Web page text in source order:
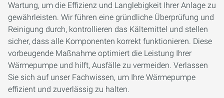
Wartung, um die Effizienz und Langlebigkeit Ihrer Anlage zu
gewährleisten. Wir führen eine gründliche Überprüfung und
Reinigung durch, kontrollieren das Kältemittel und stellen
sicher, dass alle Komponenten korrekt funktionieren. Diese
vorbeugende Maßnahme optimiert die Leistung Ihrer
Wärmepumpe und hilft, Ausfälle zu vermeiden. Verlassen
Sie sich auf unser Fachwissen, um Ihre Wärmepumpe
effizient und zuverlässig zu halten.